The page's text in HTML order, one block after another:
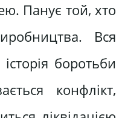
Панує той, хто
Вся
боротьби
конфлікт,